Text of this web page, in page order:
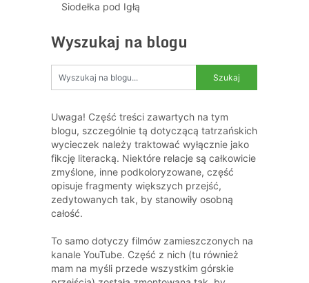
Siodełka pod Igłą
Wyszukaj na blogu
Uwaga! Część treści zawartych na tym
blogu, szczególnie tą dotyczącą tatrzańskich
wycieczek należy traktować wyłącznie jako
fikcję literacką. Niektóre relacje są całkowicie
zmyślone, inne podkoloryzowane, część
opisuje fragmenty większych przejść,
zedytowanych tak, by stanowiły osobną
całość.
To samo dotyczy filmów zamieszczonych na
kanale YouTube. Część z nich (tu również
mam na myśli przede wszystkim górskie